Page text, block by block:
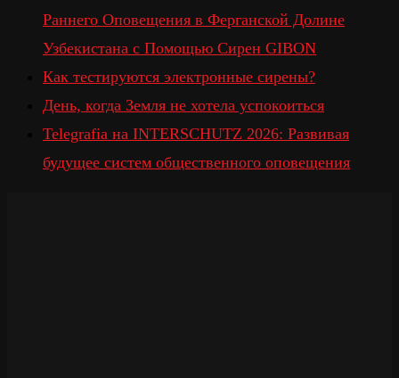
Раннего Оповещения в Ферганской Долине
Узбекистана с Помощью Сирен GIBON
Как тестируются электронные сирены?
День, когда Земля не хотела успокоиться
Telegrafia на INTERSCHUTZ 2026: Развивая
будущее систем общественного оповещения